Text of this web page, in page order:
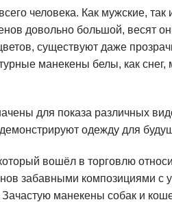
человека. Как мужские,
довольно большой, весят
существуют даже
манекены белы, как снег,
для показа различных
одежду для
вошёл в торговлю
забавными композициями с
манекены собак и